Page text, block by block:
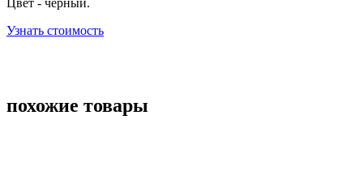
Узнать стоимость
похожие товары